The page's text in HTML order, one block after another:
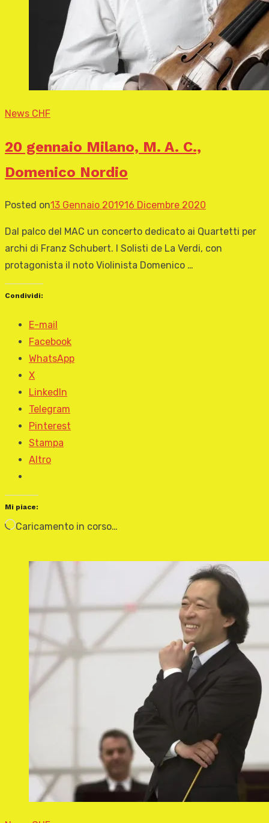
News CHF
20 gennaio Milano, M. A. C.,
Domenico Nordio
Posted on13 Gennaio 201916 Dicembre 2020
Dal palco del MAC un concerto dedicato ai Quartetti per
archi di Franz Schubert. I Solisti de La Verdi, con
protagonista il noto Violinista Domenico …
Condividi:
E-mail
Facebook
WhatsApp
X
LinkedIn
Telegram
Pinterest
Stampa
Altro
Mi piace:
Caricamento in corso…